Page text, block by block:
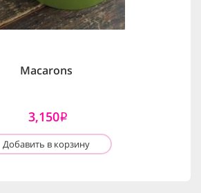
Macarons
3,150i
Добавить в корзину